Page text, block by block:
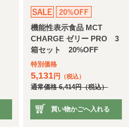
機能性表示食品 MCT
CHARGE ゼリー PRO 3
箱セット 20%OFF
特別価格
5,131円 （税込）
通常価格6,414円（税込）
買い物かごへ入れる